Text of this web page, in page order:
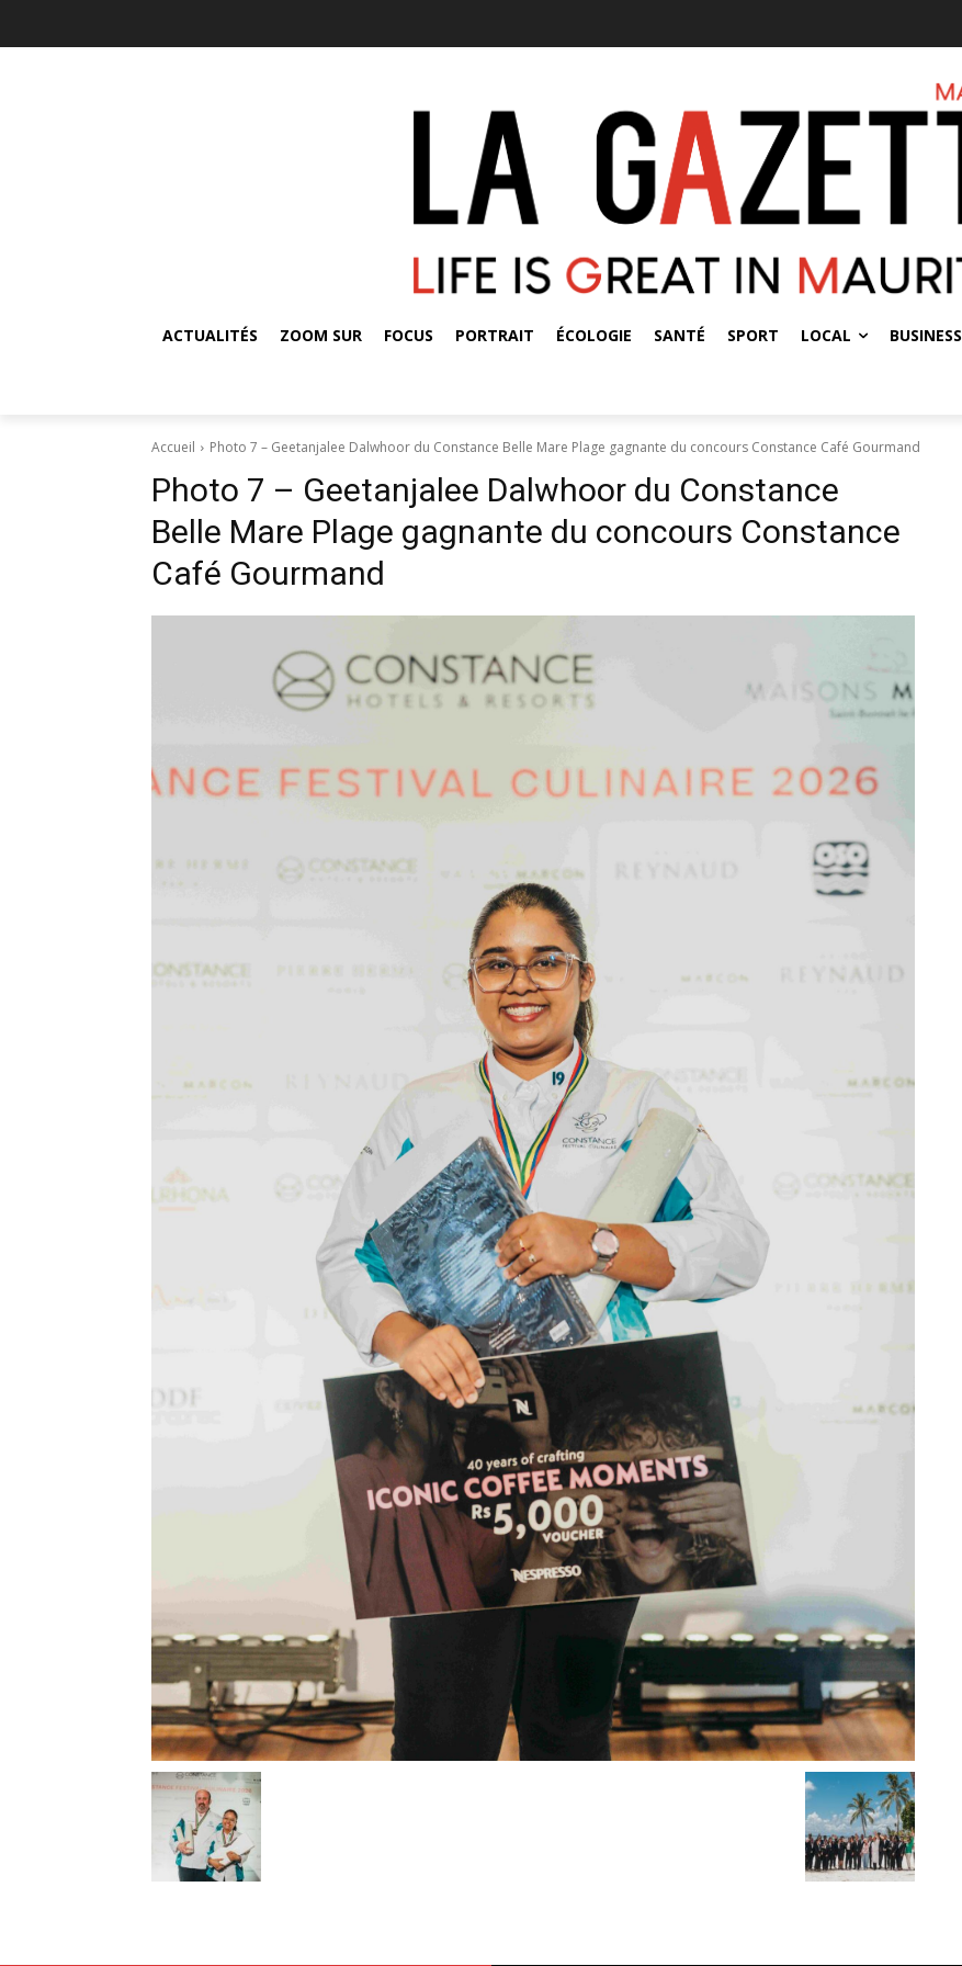
ACTUALITÉS ZOOM SUR FOCUS PORTRAIT ÉCOLOGIE SANTÉ SPORT LOCAL BUSINESS
Accueil Photo 7 – Geetanjalee Dalwhoor du Constance Belle Mare Plage gagnante du concours Constance Café Gourmand
Photo 7 – Geetanjalee Dalwhoor du Constance
Belle Mare Plage gagnante du concours Constance
Café Gourmand